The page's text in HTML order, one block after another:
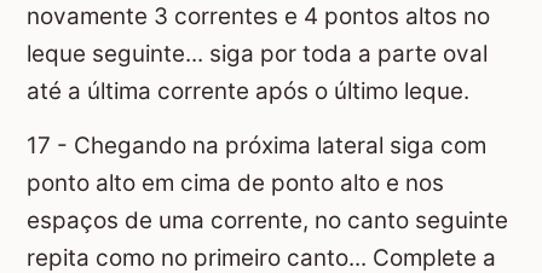
novamente 3 correntes e 4 pontos altos no
leque seguinte... siga por toda a parte oval
até a última corrente após o último leque.
17 - Chegando na próxima lateral siga com
ponto alto em cima de ponto alto e nos
espaços de uma corrente, no canto seguinte
repita como no primeiro canto... Complete a